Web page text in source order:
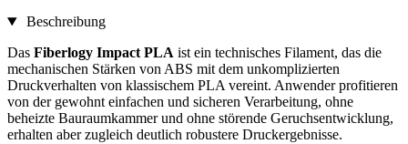
Beschreibung
Das Fiberlogy Impact PLA ist ein technisches Filament, das die
mechanischen Stärken von ABS mit dem unkomplizierten
Druckverhalten von klassischem PLA vereint. Anwender profitieren
von der gewohnt einfachen und sicheren Verarbeitung, ohne
beheizte Bauraumkammer und ohne störende Geruchsentwicklung,
erhalten aber zugleich deutlich robustere Druckergebnisse.